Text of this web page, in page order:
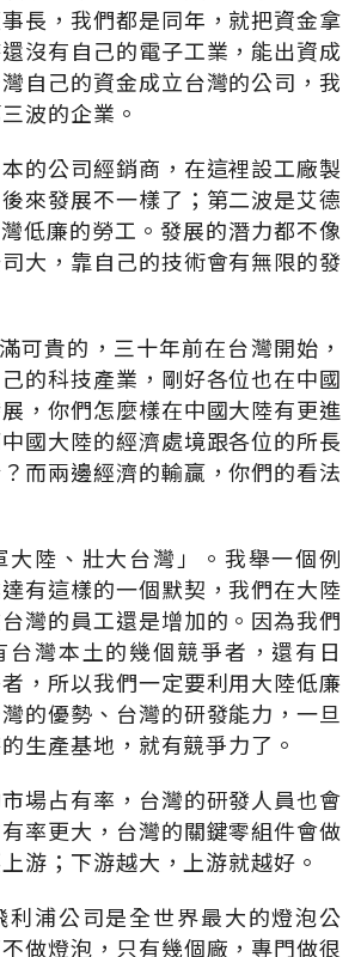
長，我們都是同年，就把資金拿
沒有自己的電子工業，能出資成
自己的資金成立台灣的公司，我
波的企業。
的公司經銷商，在這裡設工廠製
來發展不一樣了；第二波是艾德
低廉的勞工。發展的潛力都不像
大，靠自己的技術會有無限的發
可貴的，三十年前在台灣開始，
的科技產業，剛好各位也在中國
，你們怎麼樣在中國大陸有更進
國大陸的經濟處境跟各位的所長
而兩邊經濟的輸贏，你們的看法
大陸、壯大台灣」。我舉一個例
有這樣的一個默契，我們在大陸
灣的員工還是增加的。因為我們
台灣本土的幾個競爭者，還有日
，所以我們一定要利用大陸低廉
的優勢、台灣的研發能力，一旦
生產基地，就有競爭力了。
場占有率，台灣的研發人員也會
率更大，台灣的關鍵零組件會做
游；下游越大，上游就越好。
利浦公司是全世界最大的燈泡公
做燈泡，只有幾個廠，專門做很